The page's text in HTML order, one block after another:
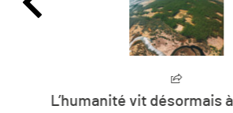
L’humanité vit désormais